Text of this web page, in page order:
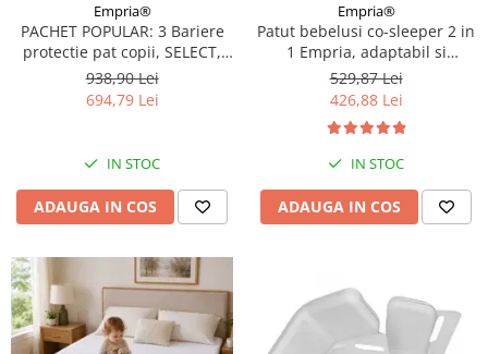
Empria®
PACHET POPULAR: 3 Bariere
protectie pat copii, SELECT,
140x200 cm
938,90 Lei
694,79 Lei
IN STOC
ADAUGA IN COS
Empria®
Patut bebelusi co-sleeper 2 in
1 Empria, adaptabil si
portabil, transformabil in
bariera pat copii, dimensiune
patut 97 × 44 × 40 cm,
dimensiune bariera 185 × 40
cm, reglabil pe inaltime,
pliabil
529,87 Lei
426,88 Lei
IN STOC
ADAUGA IN COS